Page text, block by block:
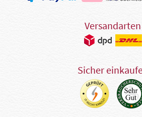
Versandarten
Sicher